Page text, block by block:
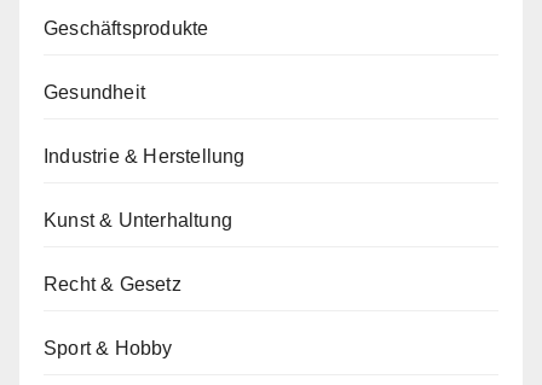
Geschäftsprodukte
Gesundheit
Industrie & Herstellung
Kunst & Unterhaltung
Recht & Gesetz
Sport & Hobby